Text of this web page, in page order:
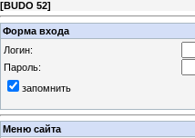
[BUDO 52]
Форма входа
Логин:
Пароль:
запомнить
Меню сайта